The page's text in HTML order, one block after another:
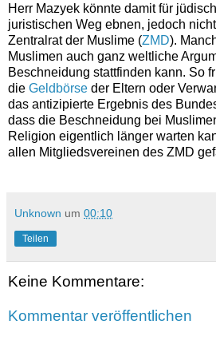
Herr Mazyek könnte damit für
juristischen Weg ebnen, jedoch
Zentralrat der Muslime (ZMD).
Muslimen auch ganz weltliche
Beschneidung stattfinden kann. So
die Geldbörse der Eltern oder
das antizipierte Ergebnis des
dass die Beschneidung bei
Religion eigentlich länger warten
allen Mitgliedsvereinen des ZMD
Unknown um 00:10
Teilen
Keine Kommentare:
Kommentar veröffentlichen